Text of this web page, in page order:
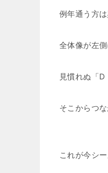
例年通う方
全体像が左
見慣れぬ「D
そこからつ
これが今シ